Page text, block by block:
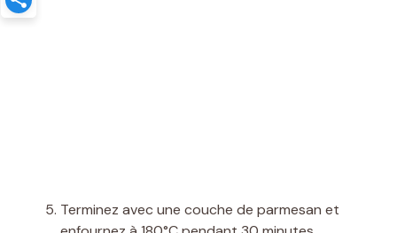
Terminez avec une couche de parmesan et